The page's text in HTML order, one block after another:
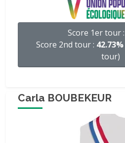
Score 1er tour :
Score 2nd tour : 42.73%
tour)
Carla BOUBEKEUR